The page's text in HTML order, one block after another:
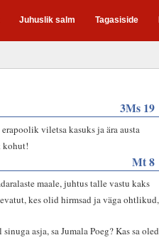
Juhuslik salm Tagasiside
3Ms 19
viletsa kasuks ja ära austa
kohut!
Mt 8
maale, juhtus talle vastu kaks
kes olid hirmsad ja väga ohtlikud,
asja, sa Jumala Poeg? Kas sa oled